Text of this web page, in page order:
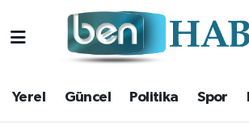
Yerel Güncel Politika Spor
Yerel
Güncel
Hava Durumu
Trafik Durumu